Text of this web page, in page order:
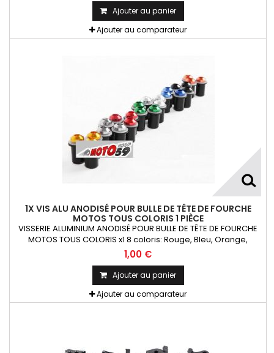
Ajouter au panier
Ajouter au comparateur
1X VIS ALU ANODISÉ POUR BULLE DE TÊTE DE FOURCHE
MOTOS TOUS COLORIS 1 PIÈCE
VISSERIE ALUMINIUM ANODISÉ POUR BULLE DE TÊTE DE FOURCHE
MOTOS TOUS COLORIS x1 8 coloris: Rouge, Bleu, Orange,
Argent, Titanium, Or, Noir et VertKit= Vis M5x16 alu + écrou
caoutchouc fileté + rondelle La Pièce !!!
1,00 €
Ajouter au panier
Ajouter au comparateur